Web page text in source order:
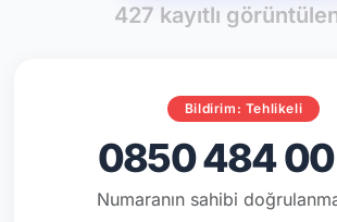
427 kayıtlı
Bildirim: Tehlikeli
0850 484
Numaranın sahibi